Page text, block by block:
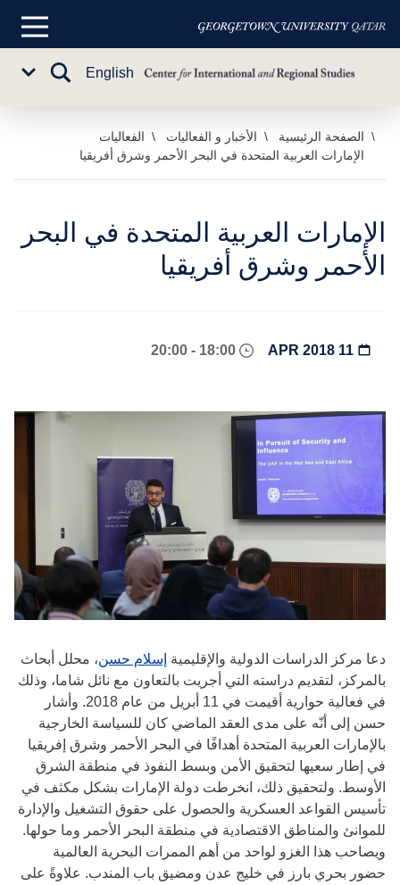
تخطي
المحتوى
القائمة
English
تبديل
الصفحة الرئيسية الأخبار و الفعاليات
الفعاليات
الإمارات العربية المتحدة في البحر الأحمر وشرق أفريقيا
الإمارات العربية المتحدة في البحر
الأحمر وشرق أفريقيا
دعا مركز الدراسات الدولية والإقليمية إسلام حسن، محلل أبحاث
بالمركز، لتقديم دراسته التي أجريت بالتعاون مع نائل شاما، وذلك
في فعالية حوارية أقيمت في 11 أبريل من عام 2018. وأشار
حسن إلى أنّه على مدى العقد الماضي كان للسياسة الخارجية
بالإمارات العربية المتحدة أهدافًا في البحر الأحمر وشرق إفريقيا
في إطار سعيها لتحقيق الأمن وبسط النفوذ في منطقة الشرق
الأوسط. ولتحقيق ذلك، انخرطت دولة الإمارات بشكل مكثف في
تأسيس القواعد العسكرية والحصول على حقوق التشغيل والإدارة
للموانئ والمناطق الاقتصادية في منطقة البحر الأحمر وما حولها.
ويصاحب هذا الغزو لواحد من أهم الممرات البحرية العالمية
حضور بحري بارز في خليج عدن ومضيق باب المندب. علاوةً على